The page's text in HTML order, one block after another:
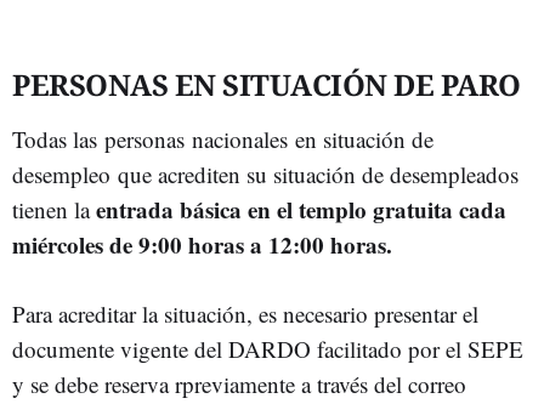
PERSONAS EN SITUACIÓN DE PARO
Todas las personas nacionales en situación de
desempleo que acrediten su situación de desempleados
tienen laentrada básica en el templo gratuita cada
miércoles de 9:00 horas a 12:00 horas.
Para acreditar la situación, es necesario presentar el
documente vigente del DARDO facilitado por el SEPE
y se debe reserva rpreviamente a través del correo